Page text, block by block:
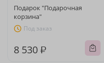
Подарок "Подарочная
корзина"
Под заказ
8 530 ₽